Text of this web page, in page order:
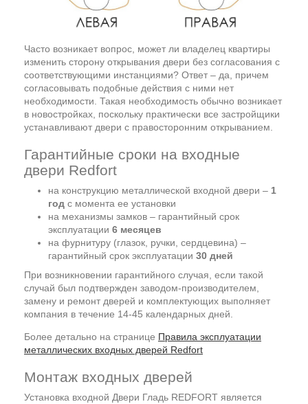
Часто возникает вопрос, может ли владелец квартиры
изменить сторону открывания двери без согласования с
соответствующими инстанциями? Ответ – да, причем
согласовывать подобные действия с ними нет
необходимости. Такая необходимость обычно возникает
в новостройках, поскольку практически все застройщики
устанавливают двери с правосторонним открыванием.
Гарантийные сроки на входные
двери Redfort
на конструкцию металлической входной двери – 1
год с момента ее установки
на механизмы замков – гарантийный срок
эксплуатации 6 месяцев
на фурнитуру (глазок, ручки, сердцевина) –
гарантийный срок эксплуатации 30 дней
При возникновении гарантийного случая, если такой
случай был подтвержден заводом-производителем,
замену и ремонт дверей и комплектующих выполняет
компания в течение 14-45 календарных дней.
Более детально на странице Правила эксплуатации
металлических входных дверей Redfort
Монтаж входных дверей
Установка входной Двери Гладь REDFORT является